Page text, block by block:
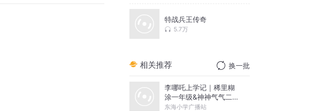
特战兵王传奇
5.7万
相关推荐 换一批
李哪吒上学记｜稀里糊
涂一年级&神神气气二年
级
东海小学广播站